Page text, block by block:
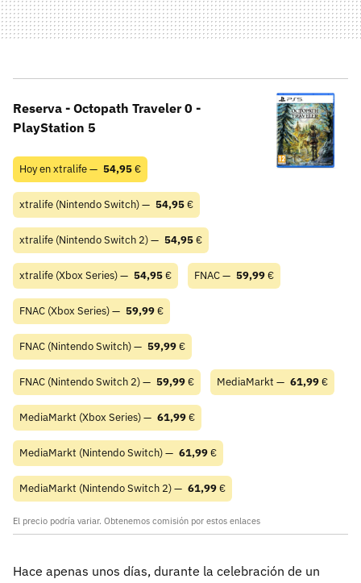
Reserva - Octopath Traveler 0 -
PlayStation 5
Hoy en xtralife — 54,95€
xtralife (Nintendo Switch) — 54,95€
xtralife (Nintendo Switch 2) — 54,95€
xtralife (Xbox Series) — 54,95€ FNAC — 59,99€
FNAC (Xbox Series) — 59,99€
FNAC (Nintendo Switch) — 59,99€
FNAC (Nintendo Switch 2) — 59,99€ MediaMarkt — 61,99€
MediaMarkt (Xbox Series) — 61,99€
MediaMarkt (Nintendo Switch) — 61,99€
MediaMarkt (Nintendo Switch 2) — 61,99€
El precio podría variar. Obtenemos comisión por estos enlaces
Hace apenas unos días, durante la celebración de un